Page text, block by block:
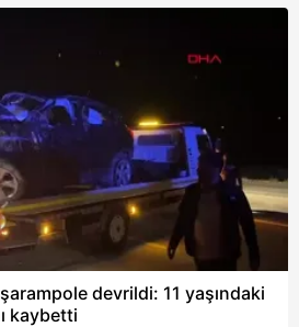
devrildi: 11 yaşındaki
kaybetti